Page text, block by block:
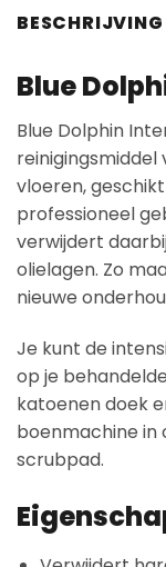
BESCHRIJVING
Blue
Blue Dolphin
vloeren,
professioneel
verwijdert
olielagen. Zo
nieuwe
Je kunt de
op je
katoenen doek
boenmachine
scrubpad.